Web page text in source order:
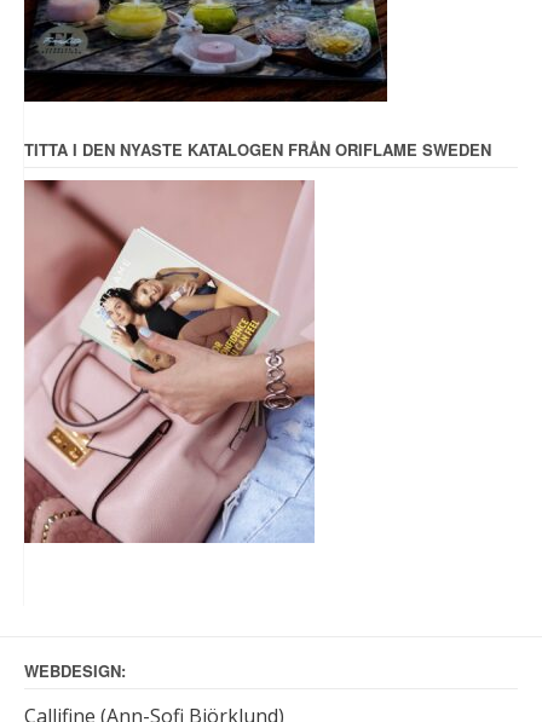
TITTA I DEN NYASTE KATALOGEN FRÅN ORIFLAME SWEDEN
WEBDESIGN:
Callifine (Ann-Sofi Björklund)